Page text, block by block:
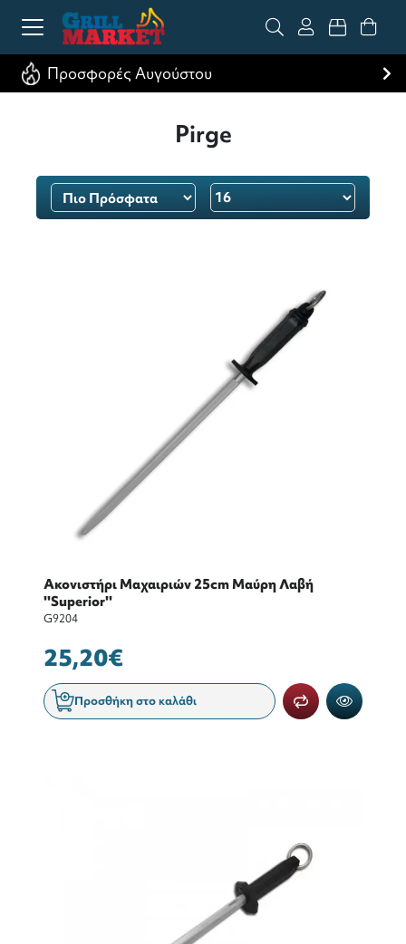
Προσφορές Αυγούστου
Pirge
Ακονιστήρι Μαχαιριών 25cm Μαύρη Λαβή
''Superior''
G9204
25,20€
Προσθήκη στο καλάθι